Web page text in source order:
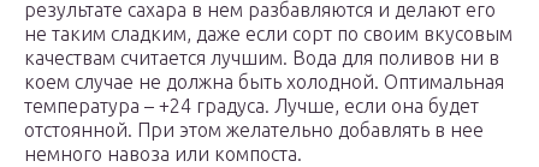
результате сахара в нем разбавляются и делают его
не таким сладким, даже если сорт по своим вкусовым
качествам считается лучшим. Вода для поливов ни в
коем случае не должна быть холодной. Оптимальная
температура – +24 градуса. Лучше, если она будет
отстоянной. При этом желательно добавлять в нее
немного навоза или компоста.